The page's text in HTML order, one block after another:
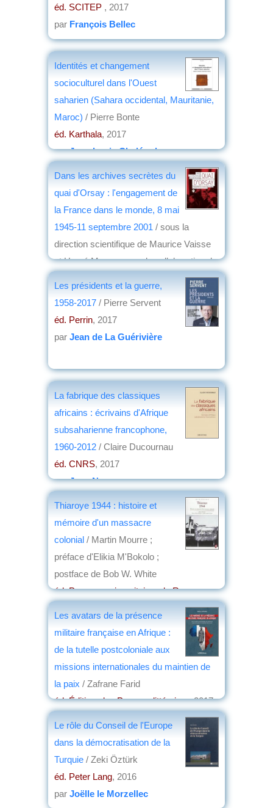
éd. SCITEP , 2017
par François Bellec
Identités et changement
socioculturel dans l'Ouest
saharien (Sahara occidental, Mauritanie,
Maroc) / Pierre Bonte
éd. Karthala, 2017
parJean-Louis Chaléard
Dans les archives secrètes du
quai d'Orsay : l'engagement de
la France dans le monde, 8 mai
1945-11 septembre 2001 / sous la
direction scientifique de Maurice Vaisse
et Hervé Magro ; avec la collaboration de
Gilles Boquérat, Grégoire Eldin, Isabelle
Les présidents et la guerre,
1958-2017 / Pierre Servent
éd. Perrin, 2017
par Jean de La Guérivière
La fabrique des classiques
africains : écrivains d'Afrique
subsaharienne francophone,
1960-2012 / Claire Ducournau
éd. CNRS, 2017
parJean Nemo
Thiaroye 1944 : histoire et
mémoire d'un massacre
colonial / Martin Mourre ;
préface d'Elikia M'Bokolo ;
postface de Bob W. White
éd. Presses universitaires de Rennes,
Les avatars de la présence
militaire française en Afrique :
de la tutelle postcoloniale aux
missions internationales du maintien de
la paix / Zafrane Farid
éd. Éditions les Presses littéraires, 2017
Le rôle du Conseil de l'Europe
dans la démocratisation de la
Turquie / Zeki Öztürk
éd. Peter Lang, 2016
par Joëlle le Morzellec